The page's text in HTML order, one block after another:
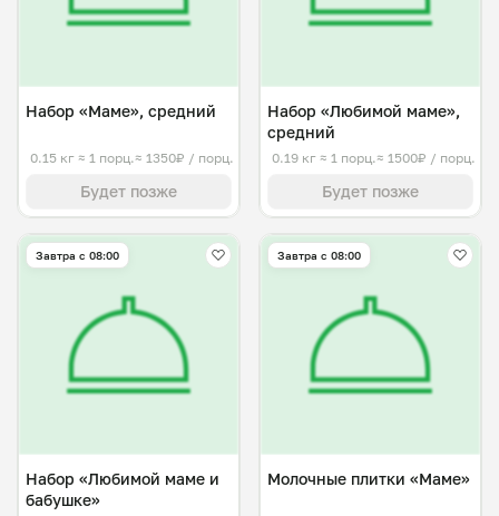
Набор «Маме», средний
0.15 кг ≈ 1 порц.≈ 1350₽ / порц.
Будет позже
Набор «Любимой маме»,
средний
0.19 кг ≈ 1 порц.≈ 1500₽ / порц.
Будет позже
Завтра c 08:00
Набор «Любимой маме и
бабушке»
Завтра c 08:00
Молочные плитки «Маме»